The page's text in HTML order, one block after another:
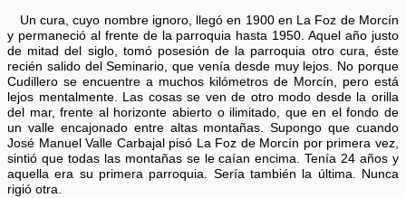
Un cura, cuyo nombre ignoro, llegó en 1900 en La Foz de Morcín
y permaneció al frente de la parroquia hasta 1950. Aquel año justo
de mitad del siglo, tomó posesión de la parroquia otro cura, éste
recién salido del Seminario, que venía desde muy lejos. No porque
Cudillero se encuentre a muchos kilómetros de Morcín, pero está
lejos mentalmente. Las cosas se ven de otro modo desde la orilla
del mar, frente al horizonte abierto o ilimitado, que en el fondo de
un valle encajonado entre altas montañas. Supongo que cuando
José Manuel Valle Carbajal pisó La Foz de Morcín por primera vez,
sintió que todas las montañas se le caían encima. Tenía 24 años y
aquella era su primera parroquia. Sería también la última. Nunca
rigió otra.